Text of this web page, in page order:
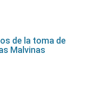
de la toma de
Malvinas